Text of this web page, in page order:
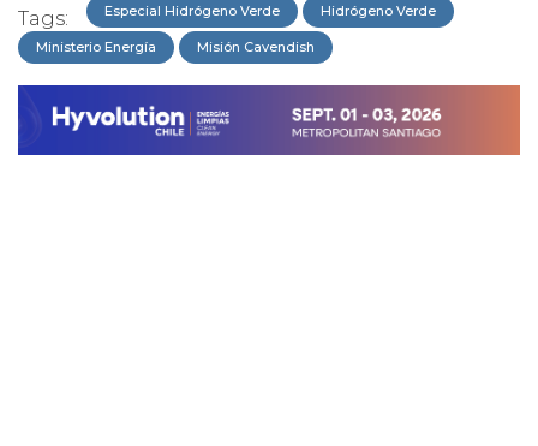
Tags: Especial Hidrógeno Verde Hidrógeno Verde
Ministerio Energía Misión Cavendish